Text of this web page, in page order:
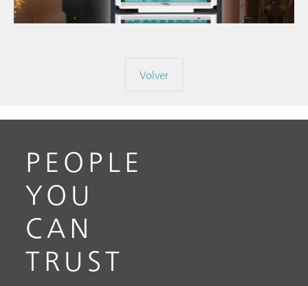
Analyzer
// Alimentación y bebidas
Volver
PEOPLE
YOU
CAN
TRUST